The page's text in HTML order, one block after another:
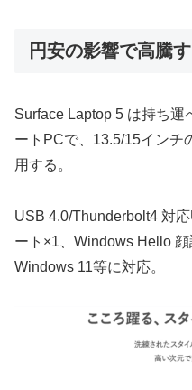
円安の影響で高騰
Surface Laptop 5 は持ち運
ートPCで、13.5/15インチ
用する。
USB 4.0/Thunderbolt4 対
ート×1、Windows Hello 顔
Windows 11等に対応。